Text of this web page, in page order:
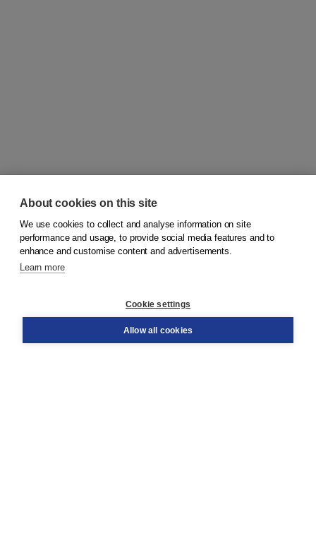
© 2026Koninklijke Boom uitgevers
Order
About cookies on this site
We use cookies to collect and analyse information on site
performance and usage, to provide social media features and to
enhance and customise content and advertisements.
Learn more
Cookie settings
Allow all cookies